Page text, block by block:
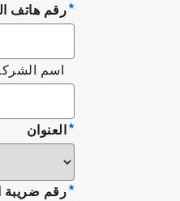
رقم هاتف
اسم
العنوان
رقم ضريبة